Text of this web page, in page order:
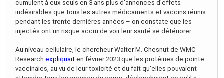
cumulent à eux seuls en 3 ans plus d'annonces d'effets
indésirables que tous les autres médicaments et vaccins réunis
pendant les trente dernières années – on constate que les
injectés ont un risque accru de voir leur santé se détériorer.
Au niveau cellulaire, le chercheur Walter M. Chesnut de WMC
Research expliquait en février 2023 que les protéines de pointe
vaccinales, au vu de leur toxicité et du fait qu'elles pouvaient